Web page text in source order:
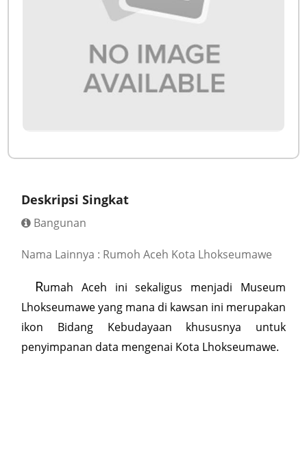
Deskripsi Singkat
Bangunan
Nama Lainnya : Rumoh Aceh Kota Lhokseumawe
Rumah Aceh ini sekaligus menjadi Museum
Lhokseumawe yang mana di kawsan ini merupakan
ikon Bidang Kebudayaan khususnya untuk
penyimpanan data mengenai Kota Lhokseumawe.